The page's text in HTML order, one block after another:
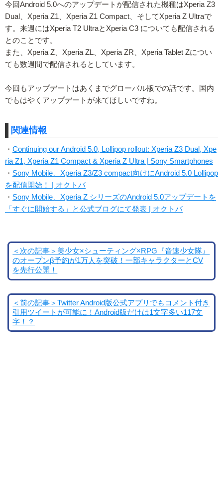
今回Android 5.0へのアップデートが配信された機種はXperia Z3
Dual、Xperia Z1、Xperia Z1 Compact、そしてXperia Z Ultraで
す。来週にはXperia T2 UltraとXperia C3 についても配信される
とのことです。
また、Xperia Z、Xperia ZL、Xperia ZR、Xperia Tablet Zについ
ても数週間で配信されるとしています。
今回もアップデートはあくまでグローバル版での話です。国内
でもはやくアップデートが来てほしいですね。
関連情報
・ Continuing our Android 5.0, Lollipop rollout: Xperia Z3 Dual, Xpe
ria Z1, Xperia Z1 Compact & Xperia Z Ultra | Sony Smartphones
・ Sony Mobile、Xperia Z3/Z3 compact向けにAndroid 5.0 Lollipop
を配信開始！ | オクトバ
・ Sony Mobile、Xperia Z シリーズのAndroid 5.0アップデートを
「すぐに開始する」と公式ブログにて発表 | オクトバ
＜次の記事＞美少女×シューティング×RPG『音速少女隊』
のオープンβ予約が1万人を突破！一部キャラクターとCV
を先行公開！
＜前の記事＞Twitter Android版公式アプリでもコメント付き
引用ツイートが可能に！Android版だけは1文字多い117文
字！？